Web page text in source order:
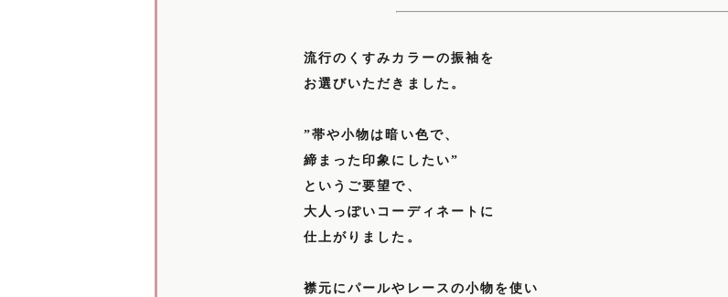
流行のくすみカラーの振袖を
お選びいただきました。
”帯や小物は暗い色で、
締まった印象にしたい”
というご要望で、
大人っぽいコーディネートに
仕上がりました。
襟元にパールやレースの小物を使い